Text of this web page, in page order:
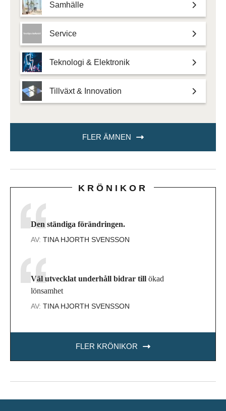
Samhälle
Service
Teknologi & Elektronik
Tillväxt & Innovation
FLER ÄMNEN
KRÖNIKOR
Den ständiga förändringen.
AV: TINA HJORTH SVENSSON
Väl utvecklat underhåll bidrar till ökad
lönsamhet
AV: TINA HJORTH SVENSSON
FLER KRÖNIKOR